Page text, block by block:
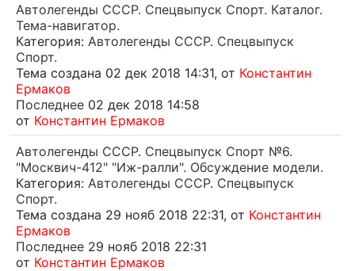
Автолегенды СССР. Спецвыпуск Спорт. Каталог.
Тема-навигатор.
Категория: Автолегенды СССР. Спецвыпуск
Спорт.
Тема создана 02 дек 2018 14:31, от Константин
Ермаков
Последнее 02 дек 2018 14:58
от Константин Ермаков
Автолегенды СССР. Спецвыпуск Спорт №6.
"Москвич-412" "Иж-ралли". Обсуждение модели.
Категория: Автолегенды СССР. Спецвыпуск
Спорт.
Тема создана 29 нояб 2018 22:31, от Константин
Ермаков
Последнее 29 нояб 2018 22:31
от Константин Ермаков